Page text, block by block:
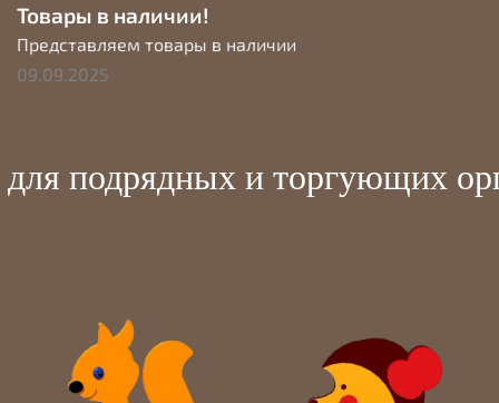
подрядных и торгующих
Товары в наличии!
Представляем товары в наличии
09.09.2025